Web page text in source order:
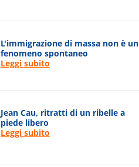
L'immigrazione di massa non è un
fenomeno spontaneo
Leggi subito
Jean Cau, ritratti di un ribelle a
piede libero
Leggi subito